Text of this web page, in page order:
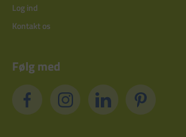
Log ind
Kontakt os
Følg med